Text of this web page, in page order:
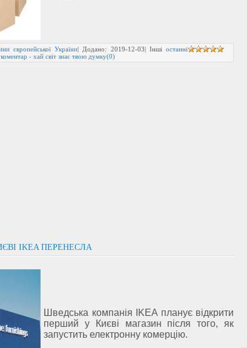
європейської України| Додано: 2019-12-03| Іншіостанні
- хай світ знає твою думку(0)
IKEA ПЕРЕНЕСЛА
Шведська компанія IKEA планує відкрити
перший у Києві магазин після того, як
запустить електронну комерцію.